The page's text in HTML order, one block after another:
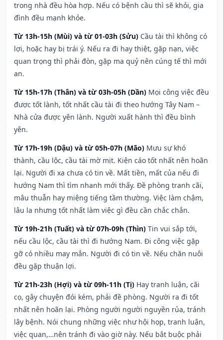
trong nhà đều hòa hợp. Nếu có bệnh cầu thì sẽ khỏi, gia
đình đều mạnh khỏe.
Từ 13h-15h (Mùi) và từ 01-03h (Sửu) Cầu tài thì không có
lợi, hoặc hay bị trái ý. Nếu ra đi hay thiệt, gặp nạn, việc
quan trọng thì phải đòn, gặp ma quỷ nên cúng tế thì mới
an.
Từ 15h-17h (Thân) và từ 03h-05h (Dần) Mọi công việc đều
được tốt lành, tốt nhất cầu tài đi theo hướng Tây Nam –
Nhà cửa được yên lành. Người xuất hành thì đều bình
yên.
Từ 17h-19h (Dậu) và từ 05h-07h (Mão) Mưu sự khó
thành, cầu lộc, cầu tài mờ mịt. Kiện cáo tốt nhất nên hoãn
lại. Người đi xa chưa có tin về. Mất tiền, mất của nếu đi
hướng Nam thì tìm nhanh mới thấy. Đề phòng tranh cãi,
mâu thuẫn hay miệng tiếng tầm thường. Việc làm chậm,
lâu la nhưng tốt nhất làm việc gì đều cần chắc chắn.
Từ 19h-21h (Tuất) và từ 07h-09h (Thìn) Tin vui sắp tới,
nếu cầu lộc, cầu tài thì đi hướng Nam. Đi công việc gặp
gỡ có nhiều may mắn. Người đi có tin về. Nếu chăn nuôi
đều gặp thuận lợi.
Từ 21h-23h (Hợi) và từ 09h-11h (Tị) Hay tranh luận, cãi
cọ, gây chuyện đói kém, phải đề phòng. Người ra đi tốt
nhất nên hoãn lại. Phòng người người nguyền rủa, tránh
lây bệnh. Nói chung những việc như hội họp, tranh luận,
việc quan,…nên tránh đi vào giờ này. Nếu bắt buộc phải